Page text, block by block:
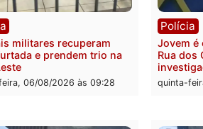
Polícia
Polícia Militar apreende